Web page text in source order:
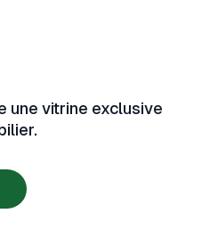
informations pour garantir
sans accroc.
une vitrine exclusive